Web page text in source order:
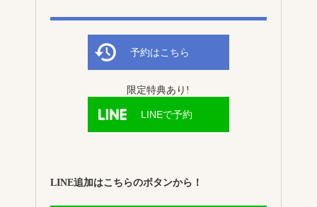
予約はこちら
限定特典あり!
LINEで予約
LINE追加はこちらのボタンから！